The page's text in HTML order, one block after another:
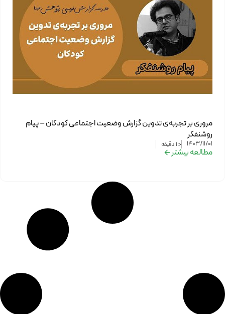
مروری بر تجربه‌ی تدوین گزارش وضعیت اجتماعی کودکان – پیام
روشنفکر
1403/11/01
< 1 دقیقه
مطالعه بیشتر